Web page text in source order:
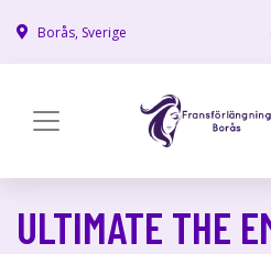
Borås, Sverige
ULTIMATE THE